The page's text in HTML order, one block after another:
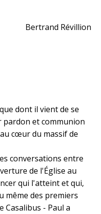
Bertrand Révillion
dont il vient de se
pardon et communion
cœur du massif de
conversations entre
de l'Église au
qui l'atteint et qui,
même des premiers
Casalibus - Paul a